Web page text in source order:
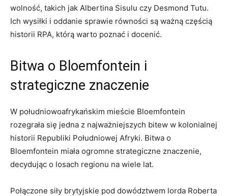
‍wolność, takich jak Albertina Sisulu czy Desmond Tutu.
Ich wysiłki i‌ oddanie sprawie równości są ‍ważną częścią
historii RPA,‌ którą warto poznać i‍ docenić.
Bitwa o Bloemfontein i
strategiczne ‍znaczenie
W południowoafrykańskim mieście ‍Bloemfontein‍
rozegrała się jedna z najważniejszych bitew w kolonialnej
historii‌ Republiki‍ Południowej Afryki. ⁣Bitwa o
Bloemfontein miała ogromne strategiczne ‌znaczenie,
decydując o losach regionu ​na ⁢wiele lat.
Połączone siły brytyjskie pod dowództwem​ lorda‍ Roberta